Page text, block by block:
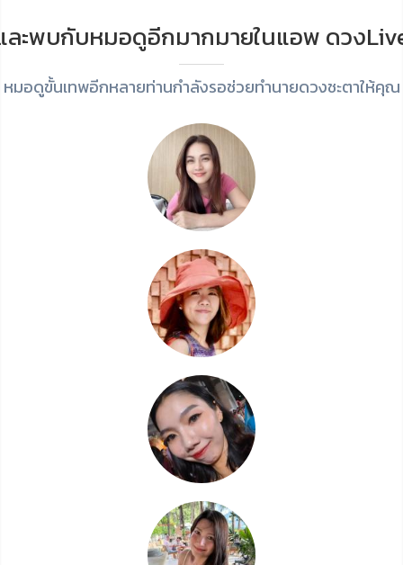
ละพบกับหมอดูอีกมากมายในแอพ ดวง
หมอดูขั้นเทพอีกหลายท่านกำลังรอช่วยทำนายดวงชะตาให้คุณ